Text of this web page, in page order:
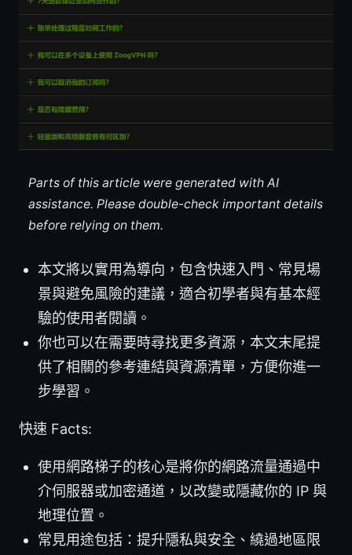
Parts of this article were generated with AI
assistance. Please double-check important details
before relying on them.
本文將以實用為導向，包含快速入門、常見場
景與避免風險的建議，適合初學者與有基本經
驗的使用者閱讀。
你也可以在需要時尋找更多資源，本文末尾提
供了相關的參考連結與資源清單，方便你進一
步學習。
快速 Facts:
使用網路梯子的核心是將你的網路流量通過中
介伺服器或加密通道，以改變或隱藏你的 IP 與
地理位置。
常見用途包括：提升隱私與安全、繞過地區限